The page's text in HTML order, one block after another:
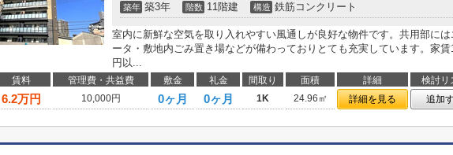
築年 築3年 階数 11階建 構造 鉄筋コンクリート
室内に新鮮な空気を取り入れやすい風通しが良好な物件です。共用部には
ータ・敷地内ごみ置き場などが備わっておりとても充実しています。家賃
円以...
賃料 管理費・共益費 敷金 礼金 間取り 面積 詳細
検討リ
6.2万円 10,000円 0ヶ月 0ヶ月 1K 24.96㎡ 詳細を見る 追加